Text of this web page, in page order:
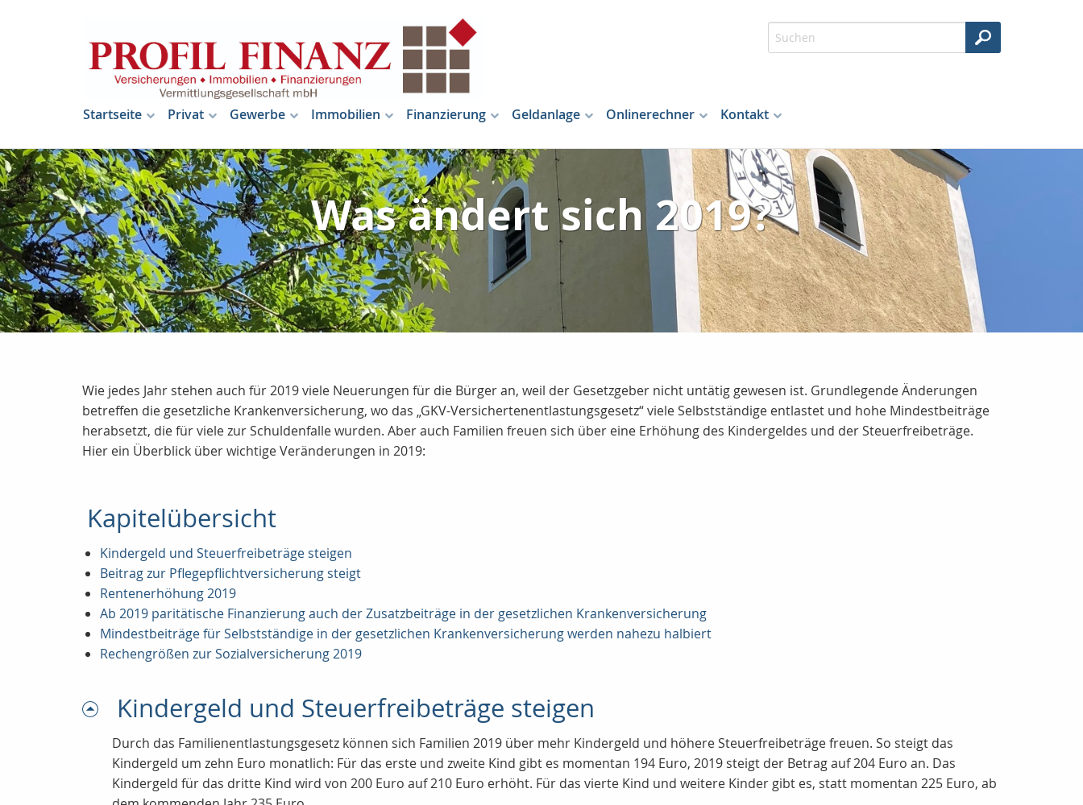
Startseite Privat Gewerbe Immobilien Finanzierung Geldanlage Onlinerechner Kontakt
Was ändert sich 2019?
Wie jedes Jahr stehen auch für 2019 viele Neuerungen für die Bürger an, weil der Gesetzgeber nicht untätig gewesen ist. Grundlegende Änderungen
betreffen die gesetzliche Krankenversicherung, wo das „GKV-Versichertenentlastungsgesetz“ viele Selbstständige entlastet und hohe Mindestbeiträge
herabsetzt, die für viele zur Schuldenfalle wurden. Aber auch Familien freuen sich über eine Erhöhung des Kindergeldes und der Steuerfreibeträge.
Hier ein Überblick über wichtige Veränderungen in 2019:
Kapitelübersicht
Kindergeld und Steuerfreibeträge steigen
Beitrag zur Pflegepflichtversicherung steigt
Rentenerhöhung 2019
Ab 2019 paritätische Finanzierung auch der Zusatzbeiträge in der gesetzlichen Krankenversicherung
Mindestbeiträge für Selbstständige in der gesetzlichen Krankenversicherung werden nahezu halbiert
Rechengrößen zur Sozialversicherung 2019
Kindergeld und Steuerfreibeträge steigen
Durch das Familienentlastungsgesetz können sich Familien 2019 über mehr Kindergeld und höhere Steuerfreibeträge freuen. So steigt das
Kindergeld um zehn Euro monatlich: Für das erste und zweite Kind gibt es momentan 194 Euro, 2019 steigt der Betrag auf 204 Euro an. Das
Kindergeld für das dritte Kind wird von 200 Euro auf 210 Euro erhöht. Für das vierte Kind und weitere Kinder gibt es, statt momentan 225 Euro, ab